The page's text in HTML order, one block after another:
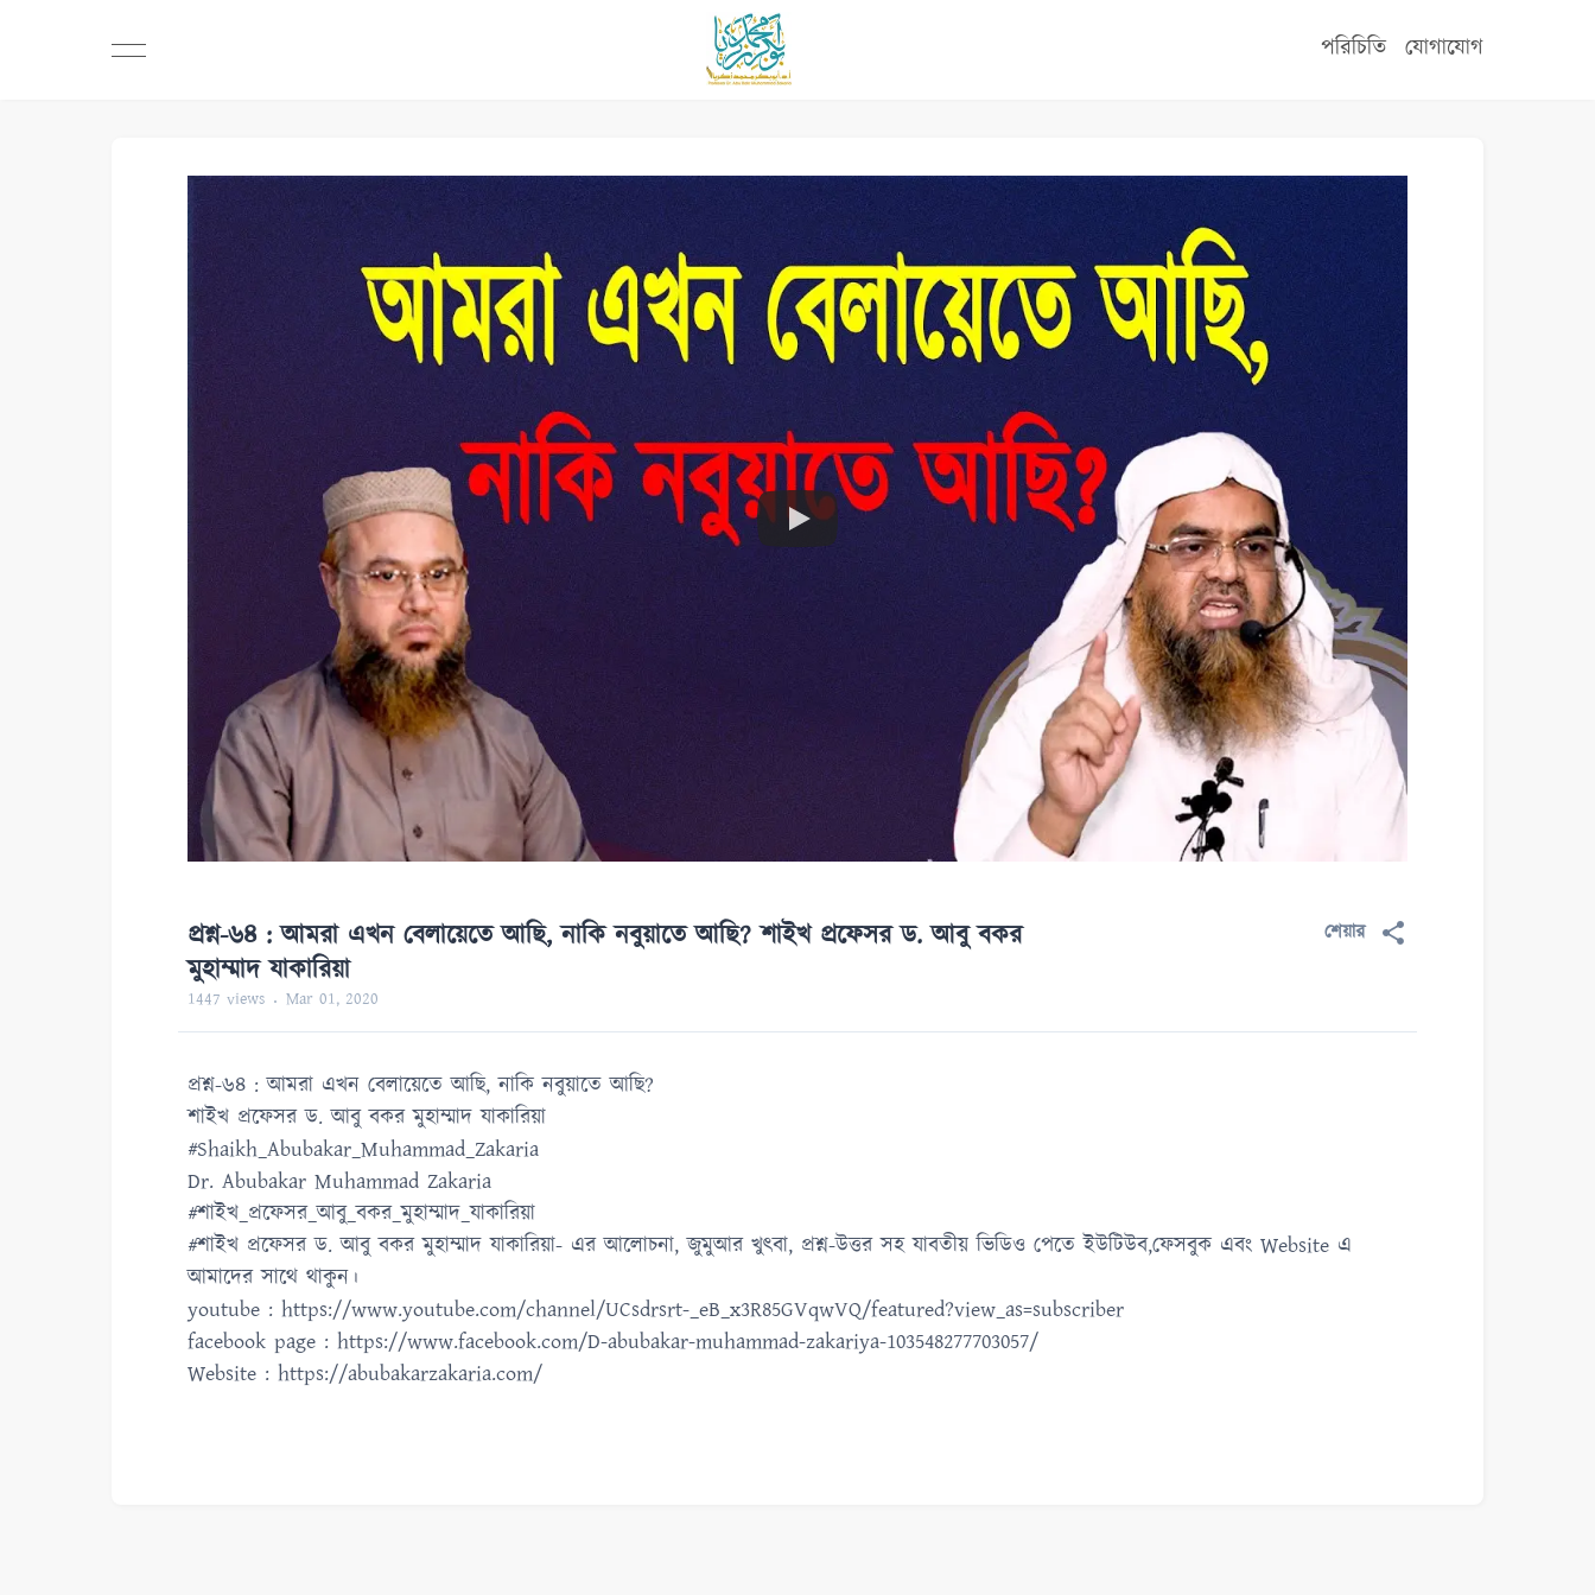
পরিচিতি যোগাযোগ
প্রশ্ন-৬৪ : আমরা এখন বেলায়েতে আছি, নাকি নবুয়াতে আছি? শাইখ প্রফেসর ড. আবু বকর
মুহাম্মাদ যাকারিয়া
1447 views Mar 01, 2020
শেয়ার
প্রশ্ন-৬৪ : আমরা এখন বেলায়েতে আছি, নাকি নবুয়াতে আছি?
শাইখ প্রফেসর ড. আবু বকর মুহাম্মাদ যাকারিয়া
#Shaikh_Abubakar_Muhammad_Zakaria
Dr. Abubakar Muhammad Zakaria
#শাইখ_প্রফেসর_আবু_বকর_মুহাম্মাদ_যাকারিয়া
#শাইখ প্রফেসর ড. আবু বকর মুহাম্মাদ যাকারিয়া- এর আলোচনা, জুমুআর খুৎবা, প্রশ্ন-উত্তর সহ যাবতীয় ভিডিও পেতে ইউটিউব,ফেসবুক এবং Website এ
আমাদের সাথে থাকুন।
youtube : https://www.youtube.com/channel/UCsdrsrt-_eB_x3R85GVqwVQ/featured?view_as=subscriber
facebook page : https://www.facebook.com/D-abubakar-muhammad-zakariya-103548277703057/
Website : https://abubakarzakaria.com/